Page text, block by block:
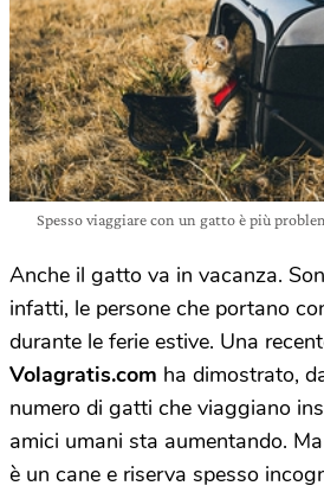
Spesso viaggiare con un gatto è più
Anche il gatto va in vacanza.
infatti, le persone che portano
durante le ferie estive. Una
Volagratis.com ha dimostrato,
numero di gatti che viaggiano
amici umani sta aumentando.
è un cane e riserva spesso